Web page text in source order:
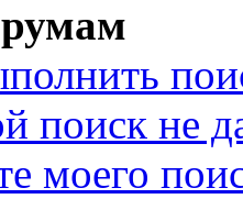
поиск не
моего